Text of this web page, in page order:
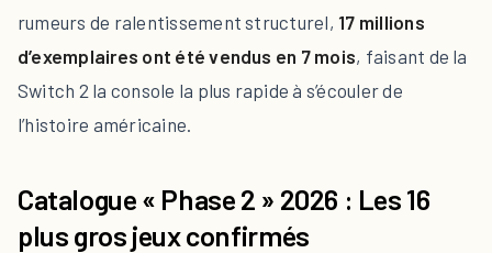
rumeurs de ralentissement structurel, 17 millions
d’exemplaires ont été vendus en 7 mois, faisant de la
Switch 2 la console la plus rapide à s’écouler de
l’histoire américaine.
Catalogue « Phase 2 » 2026 : Les 16
plus gros jeux confirmés